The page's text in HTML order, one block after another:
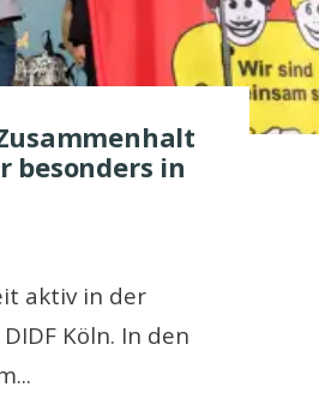
besonders in
aktiv in der
Köln. In den
...